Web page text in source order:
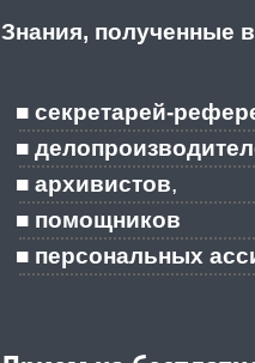
Знания, полученные
секретарей-
архивистов,
помощников
персональных